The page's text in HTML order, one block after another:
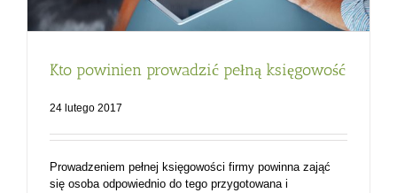
Kto powinien prowadzić pełną księgowość
24 lutego 2017
Prowadzeniem pełnej księgowości firmy powinna zająć
się osoba odpowiednio do tego przygotowana i